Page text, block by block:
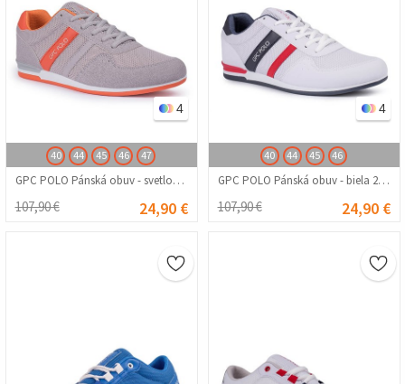
4
40 44 45 46 47
GPC POLO Pánská obuv - svetlosivá 20210835254
107,90 € 24,90 €
4
40 44 45 46
GPC POLO Pánská obuv - biela 20210835253
107,90 € 24,90 €